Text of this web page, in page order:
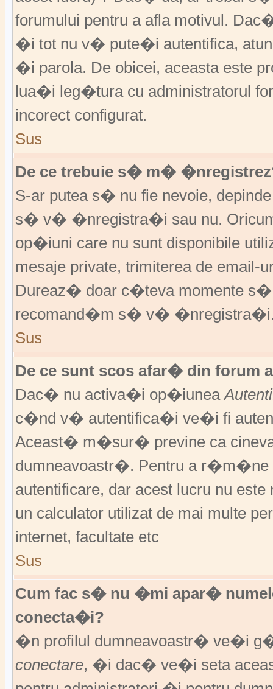
forumului pentru a afla motivul.
�i tot nu v� pute�i autentifica,
�i parola. De obicei, aceasta este
lua�i leg�tura cu administratorul
incorect configurat.
Sus
De ce trebuie s� m�
S-ar putea s� nu fie nevoie,
s� v� �nregistra�i sau nu.
op�iuni care nu sunt disponibile
mesaje private, trimiterea de
Dureaz� doar c�teva momente
recomand�m s� v�
Sus
De ce sunt scos afar� din forum
Dac� nu activa�i op�iunea
c�nd v� autentifica�i ve�i fi
Aceast� m�sur� previne ca
dumneavoastr�. Pentru a
autentificare, dar acest lucru nu
un calculator utilizat de mai multe
internet, facultate etc
Sus
Cum fac s� nu �mi apar�
conecta�i?
�n profilul dumneavoastr� ve�i
conectare, �i dac� ve�i seta